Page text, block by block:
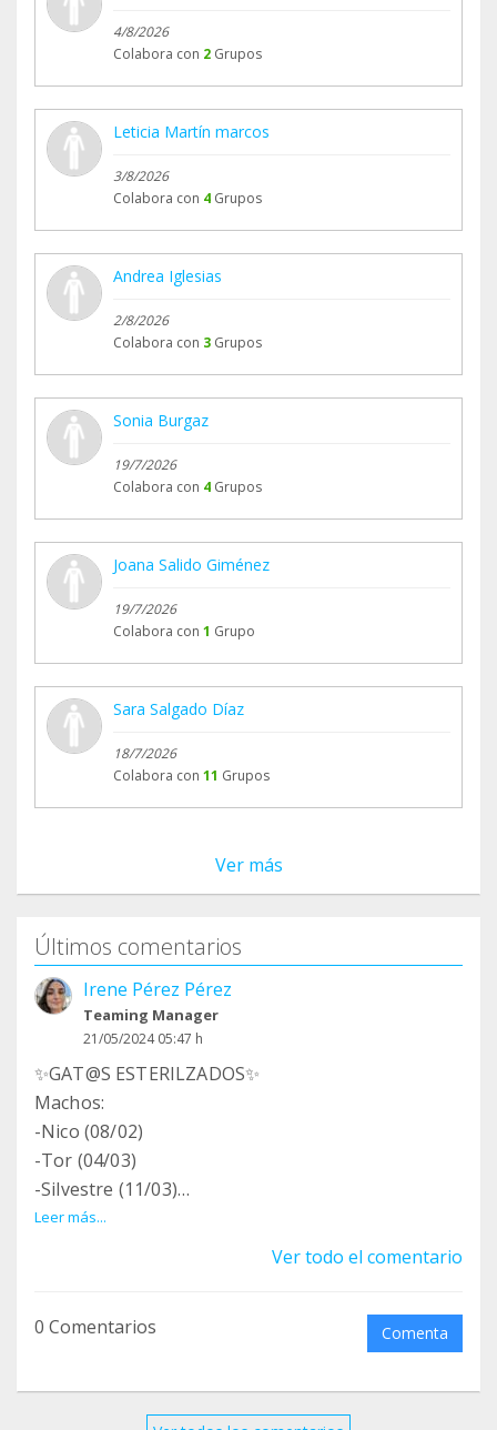
4/8/2026
Colabora con 2 Grupos
Leticia Martín marcos
3/8/2026
Colabora con 4 Grupos
Andrea Iglesias
2/8/2026
Colabora con 3 Grupos
Sonia Burgaz
19/7/2026
Colabora con 4 Grupos
Joana Salido Giménez
19/7/2026
Colabora con 1 Grupo
Sara Salgado Díaz
18/7/2026
Colabora con 11 Grupos
Ver más
Últimos comentarios
Irene Pérez Pérez
Teaming Manager
21/05/2024 05:47 h
✨️GAT@S ESTERILZADOS✨️
Machos:
-Nico (08/02)
-Tor (04/03)
-Silvestre (11/03)
-Tizón (08/04)
-Domingo (29/04)
-Sinatra (21/05)
Leer más...
Ver todo el comentario
0 Comentarios Comenta